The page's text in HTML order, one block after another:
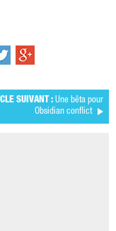
SUIVANT : Une bêta pour
Obsidian conflict